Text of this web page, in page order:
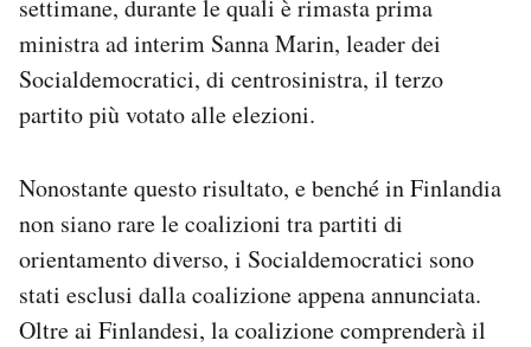
settimane, durante le quali è rimasta prima
ministra ad interim Sanna Marin, leader dei
Socialdemocratici, di centrosinistra, il terzo
partito più votato alle elezioni.
Nonostante questo risultato, e benché in Finlandia
non siano rare le coalizioni tra partiti di
orientamento diverso, i Socialdemocratici sono
stati esclusi dalla coalizione appena annunciata.
Oltre ai Finlandesi, la coalizione comprenderà il